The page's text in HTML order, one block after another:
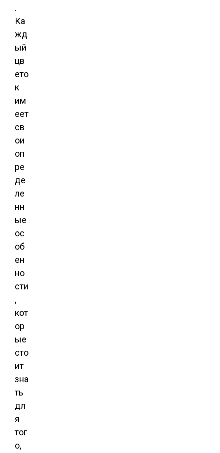
.
Ка
жд
ый
цв
ето
к
им
еет
св
ои
оп
ре
де
ле
нн
ые
ос
об
ен
но
сти
,
кот
ор
ые
сто
ит
зна
ть
дл
я
тог
о,